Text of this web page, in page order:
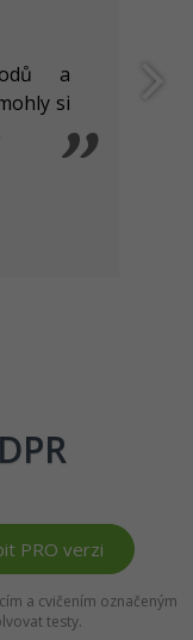
a
si
PRO verzi
a cvičením označeným
testy.